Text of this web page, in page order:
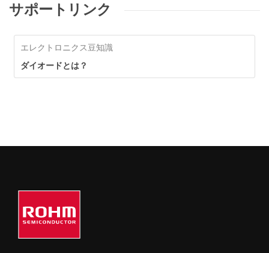
サポートリンク
エレクトロニクス豆知識
ダイオードとは？